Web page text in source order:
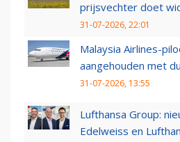
prijsvechter doet
31-07-2026, 22:01
Malaysia Airlines-
aangehouden met
31-07-2026, 13:55
Lufthansa Group:
Edelweiss en